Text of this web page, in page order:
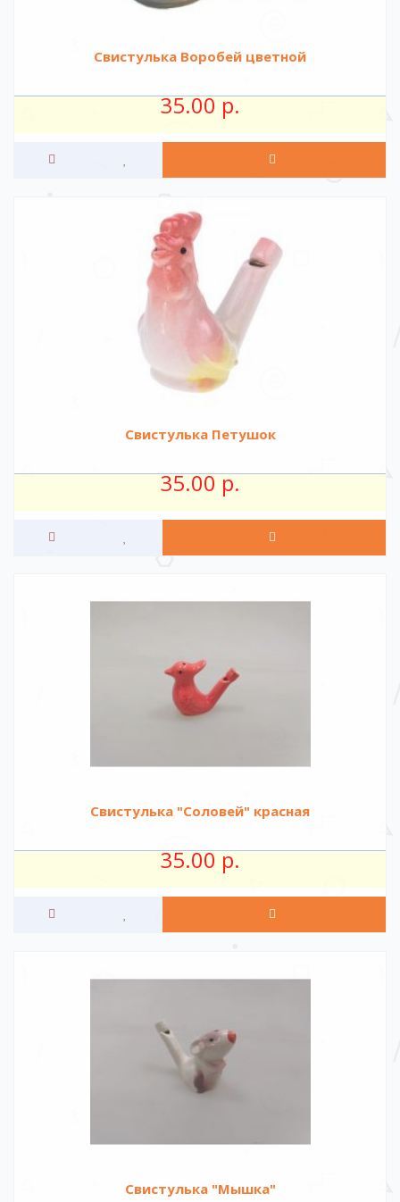
Свистулька Воробей цветной
35.00 р.
Свистулька Петушок
35.00 р.
Свистулька "Соловей" красная
35.00 р.
Свистулька "Мышка"